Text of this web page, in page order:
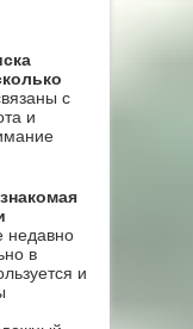
с
и
недавно
в
и